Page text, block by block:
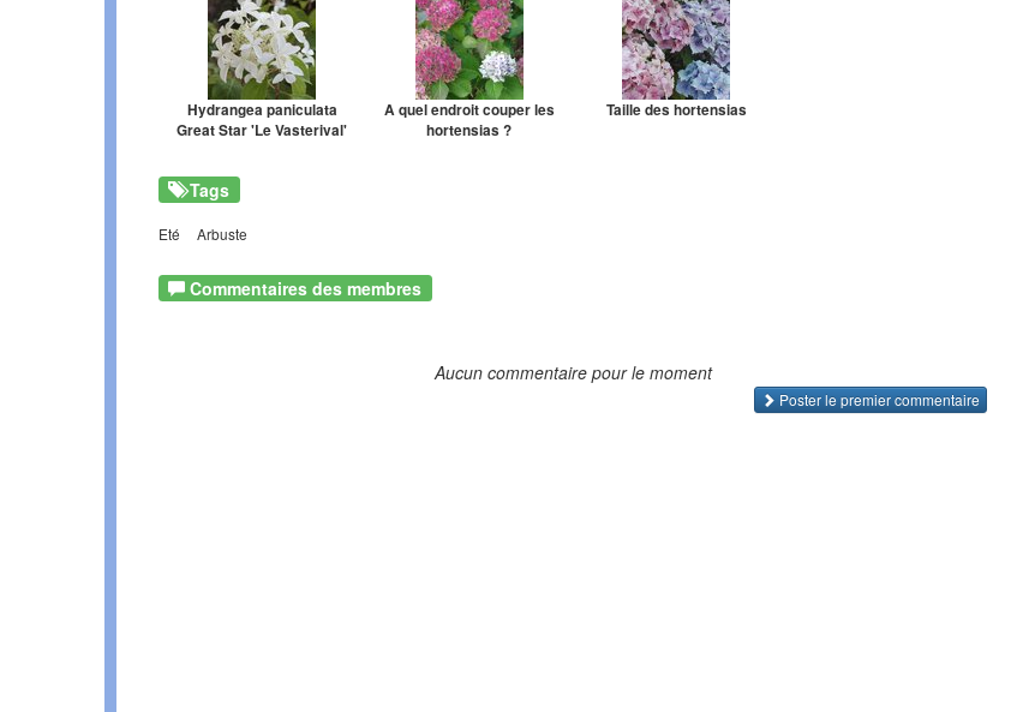
Hydrangea paniculata
Great Star 'Le Vasterival'
A quel endroit couper les
hortensias ?
Taille des hortensias
Tags
Eté Arbuste
Commentaires des membres
Aucun commentaire pour le moment
Poster le premier commentaire